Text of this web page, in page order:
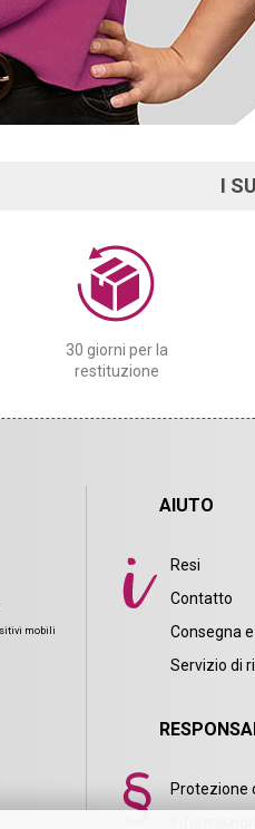
I
30 giorni per la
restituzione
mobili
AIUTO
Resi
Contatto
Consegna
Servizio di
Protezione